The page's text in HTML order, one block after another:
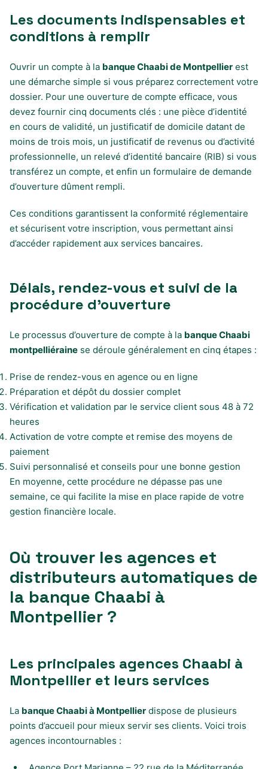
Les documents indispensables et
conditions à remplir
Ouvrir un compte à la banque Chaabi de Montpellier est
une démarche simple si vous préparez correctement votre
dossier. Pour une ouverture de compte efficace, vous
devez fournir cinq documents clés : une pièce d’identité
en cours de validité, un justificatif de domicile datant de
moins de trois mois, un justificatif de revenus ou d’activité
professionnelle, un relevé d’identité bancaire (RIB) si vous
transférez un compte, et enfin un formulaire de demande
d’ouverture dûment rempli.
Ces conditions garantissent la conformité réglementaire
et sécurisent votre inscription, vous permettant ainsi
d’accéder rapidement aux services bancaires.
Délais, rendez-vous et suivi de la
procédure d’ouverture
Le processus d’ouverture de compte à la banque Chaabi
montpelliéraine se déroule généralement en cinq étapes :
Prise de rendez-vous en agence ou en ligne
Préparation et dépôt du dossier complet
Vérification et validation par le service client sous 48 à 72
heures
Activation de votre compte et remise des moyens de
paiement
Suivi personnalisé et conseils pour une bonne gestion
En moyenne, cette procédure ne dépasse pas une
semaine, ce qui facilite la mise en place rapide de votre
gestion financière locale.
Où trouver les agences et
distributeurs automatiques de
la banque Chaabi à
Montpellier ?
Les principales agences Chaabi à
Montpellier et leurs services
La banque Chaabi à Montpellier dispose de plusieurs
points d’accueil pour mieux servir ses clients. Voici trois
agences incontournables :